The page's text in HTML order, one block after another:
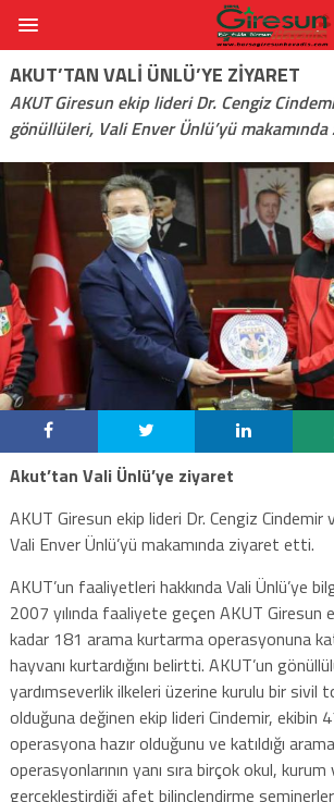
AKUT’TAN VALI ÜNLÜ’YE ZIYARET
AKUT Giresun ekip lideri Dr. Cengiz
gönüllüleri, Vali Enver Ünlü’yü
Akut’tan Vali Ünlü’ye ziyaret
AKUT Giresun ekip lideri Dr. Cengiz Cindemir
Vali Enver Ünlü’yü makamında ziyaret etti.
AKUT’un faaliyetleri hakkında Vali Ünlü’ye
2007 yılında faaliyete geçen AKUT Giresun
kadar 181 arama kurtarma operasyonuna
hayvanı kurtardığını belirtti. AKUT’un
yardımseverlik ilkeleri üzerine kurulu bir sivil
olduğuna değinen ekip lideri Cindemir,
operasyona hazır olduğunu ve katıldığı
operasyonlarının yanı sıra birçok okul,
gerçekleştirdiği afet bilinçlendirme